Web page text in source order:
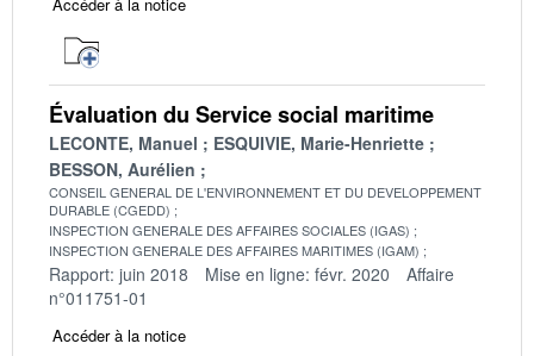
Évaluation du Service social maritime
LECONTE, Manuel
ESQUIVIE, Marie-Henriette
BESSON, Aurélien
CONSEIL GENERAL DE L'ENVIRONNEMENT ET DU DEVELOPPEMENT
DURABLE (CGEDD)
INSPECTION GENERALE DES AFFAIRES SOCIALES (IGAS)
INSPECTION GENERALE DES AFFAIRES MARITIMES (IGAM)
Rapport: juin 2018 Mise en ligne: févr. 2020
Affaire
n°011751-01
Accéder à la notice